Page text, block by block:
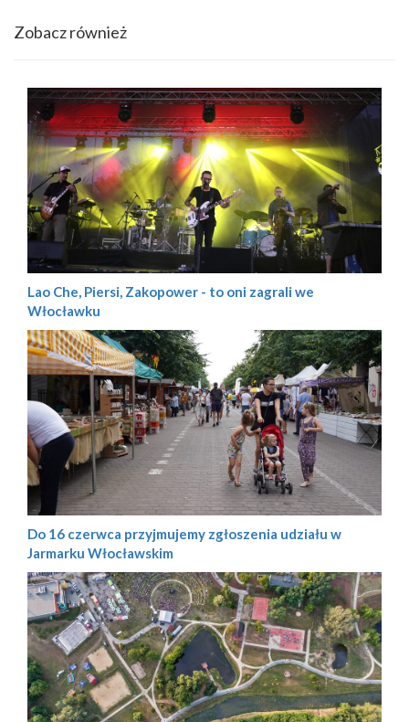
Zobacz również
Lao Che, Piersi, Zakopower - to oni zagrali we
Włocławku
Do 16 czerwca przyjmujemy zgłoszenia udziału w
Jarmarku Włocławskim